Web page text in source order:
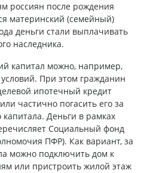
россиян после рождения
материнский (семейный)
деньги стали выплачивать
наследника.
капитал можно, например,
При этом гражданин
ипотечный кредит
частично погасить его за
капитала. Деньги в рамках
Социальный фонд
ПФР). Как вариант, за
можно подключить дом к
или пристроить жилой этаж